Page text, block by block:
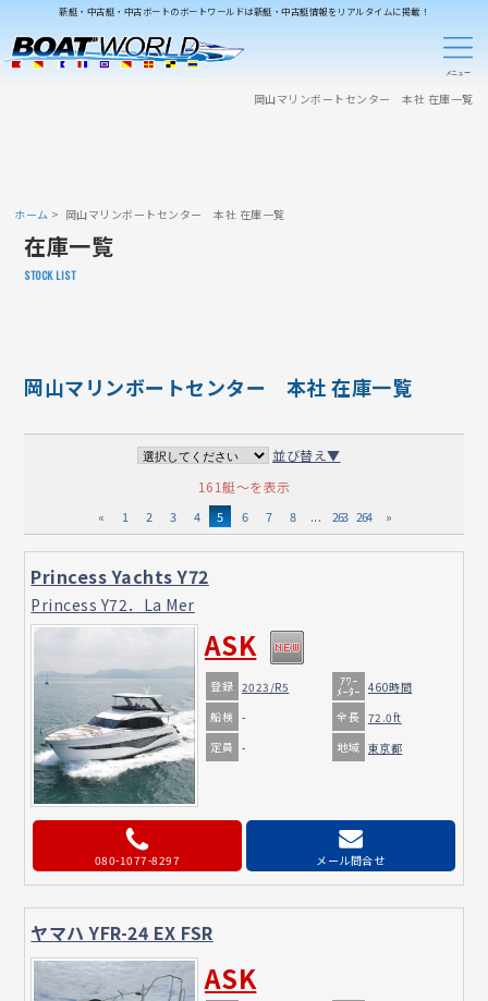
新艇・中古艇・中古ボートのボートワールドは新艇・中古艇情報をリアルタイムに掲載！
岡山マリンボートセンター 本社 在庫一覧
ホーム 岡山マリンボートセンター 本社 在庫一覧
在庫一覧
STOCK LIST
岡山マリンボートセンター 本社 在庫一覧
並び替え▼
161艇～を表示
« 1 2 3 4 5 6 7 8 ... 263 264 »
Princess Yachts Y72
Princess Y72．La Mer
ASK
登録 2023/R5 ｱﾜｰ
ﾒｰﾀｰ 460時間
船検 - 全長 72.0ft
定員 - 地域 東京都
080-1077-8297 メール問合せ
ヤマハ YFR-24 EX FSR
ASK